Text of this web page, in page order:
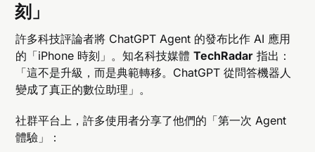
刻」
許多科技評論者將 ChatGPT Agent 的發布比作 AI 應用
的「iPhone 時刻」。知名科技媒體TechRadar 指出：
「這不是升級，而是典範轉移。ChatGPT 從問答機器人
變成了真正的數位助理」。
社群平台上，許多使用者分享了他們的「第一次 Agent
體驗」：